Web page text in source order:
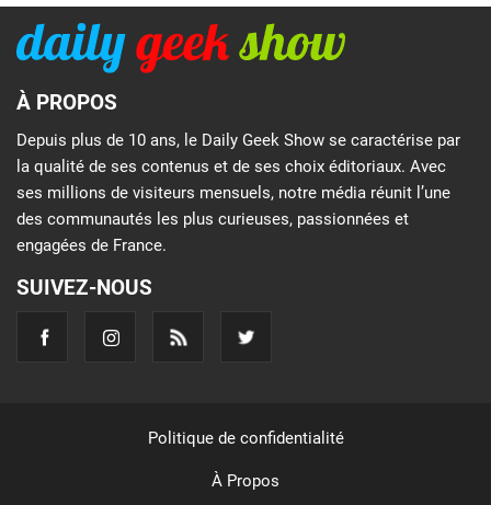
À PROPOS
Depuis plus de 10 ans, le Daily Geek Show se caractérise par
la qualité de ses contenus et de ses choix éditoriaux. Avec
ses millions de visiteurs mensuels, notre média réunit l’une
des communautés les plus curieuses, passionnées et
engagées de France.
SUIVEZ-NOUS
Politique de confidentialité
À Propos